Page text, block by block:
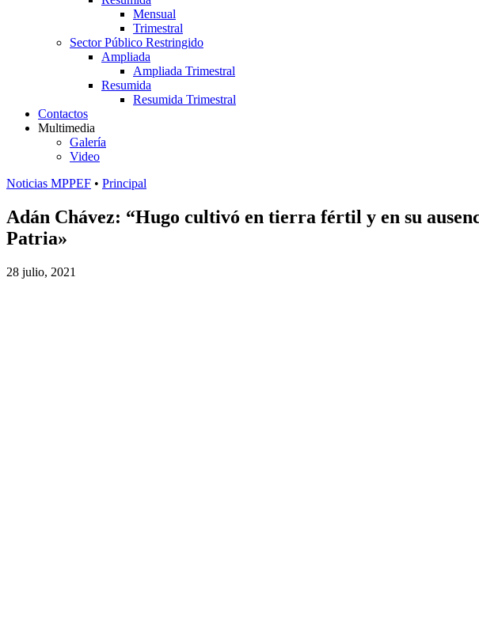
Mensual
Trimestral
Sector Público Restringido
Ampliada
Ampliada Trimestral
Resumida
Resumida Trimestral
Contactos
Multimedia
Galería
Video
Noticias MPPEF • Principal
Adán Chávez: “Hugo cultivó en tierra fértil y en su
Patria»
28 julio, 2021